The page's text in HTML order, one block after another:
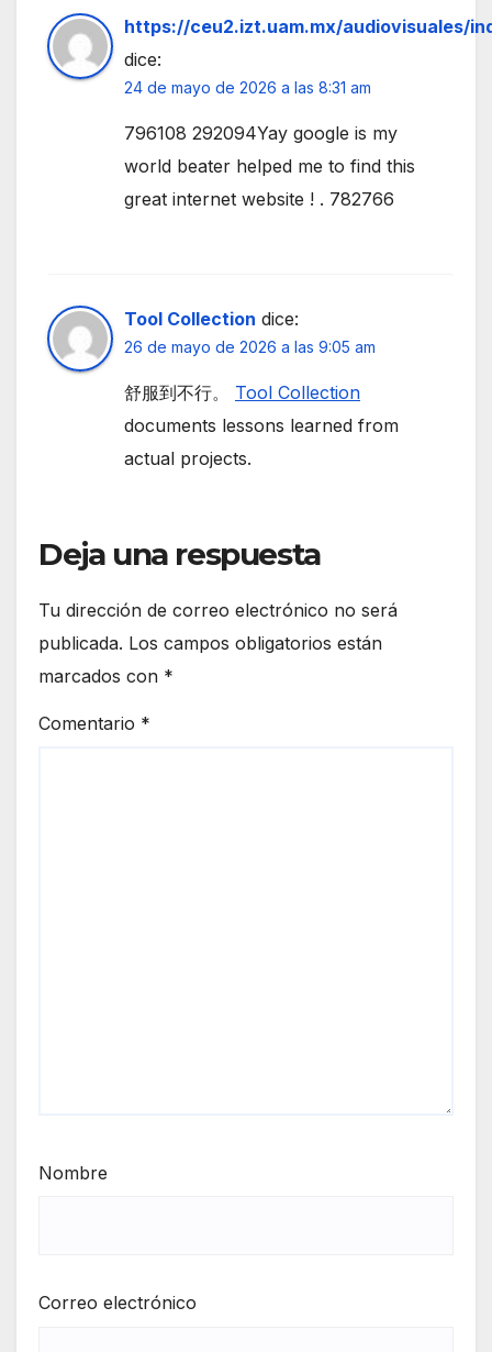
https://ceu2.izt.uam.mx/audiovisuales/
dice:
24 de mayo de 2026 a las 8:31 am
796108 292094Yay google is my
world beater helped me to find this
great internet website ! . 782766
Tool Collection dice:
26 de mayo de 2026 a las 9:05 am
舒服到不行。 Tool Collection
documents lessons learned from
actual projects.
Deja una respuesta
Tu dirección de correo electrónico no será
publicada. Los campos obligatorios están
marcados con *
Comentario *
Nombre
Correo electrónico